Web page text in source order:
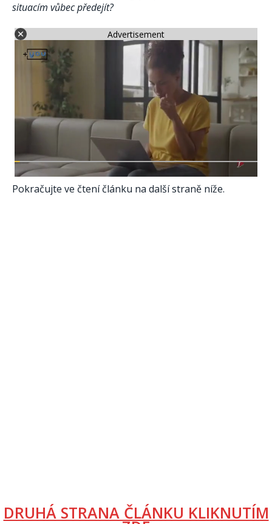
situacím vůbec předejít?
Advertisement
Pokračujte ve čtení článku na další straně níže.
DRUHÁ STRANA ČLÁNKU KLIKNUTÍM